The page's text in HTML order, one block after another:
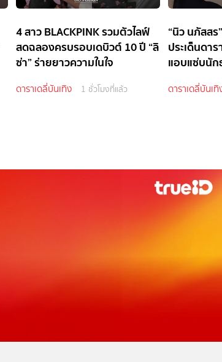
4 สาว BLACKPINK รวมตัวไลฟ์
สดฉลองครบรอบเดบิวต์ 10 ปี “ลิ
ซ่า” ร่ายยาวความในใจ
ดาราเดลี่บันเทิง 1 ชั่วโมงที่แล้ว
“นิว นภัสส
ประเด็นดา
แอบแซ่บนัก
ดาราเดลี่บันเทิ